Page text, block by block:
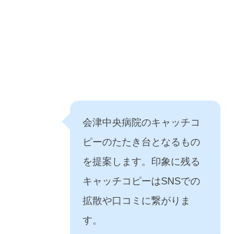
会津中央病院のキャッチコ
ピーのたたき台となるもの
を提案します。印象に残る
キャッチコピーはSNSでの
拡散や口コミに繋がりま
す。